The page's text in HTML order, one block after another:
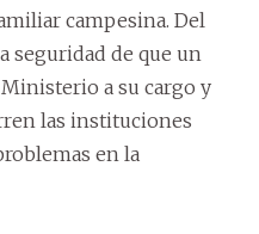
campesina. Del
seguridad de que un
a su cargo y
las instituciones
en la